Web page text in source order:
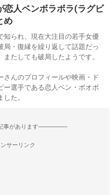
恋人ベンボラボラ(ラグビ
め
知られ、現在大注目の若手女優
局・復縁を繰り返して話題だっ
たしても破局したようです。
んのプロフィールや映画・ド
ー選手である恋人ベン・ボオボ
た。
事があります--------------------
サーリンク